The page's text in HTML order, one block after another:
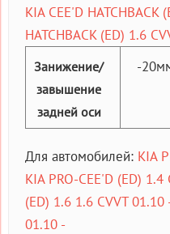
KIA CEE'D HATCHBACK
HATCHBACK (ED) 1.6
Занижение/
завышение
задней оси
-
Для автомобилей: KIA
KIA PRO-CEE'D (ED) 1.4
(ED) 1.6 1.6 CVVT 01.10 -
01.10 -